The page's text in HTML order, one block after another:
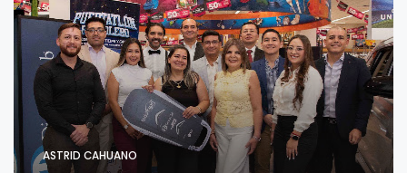
ASTRID CAHUANO